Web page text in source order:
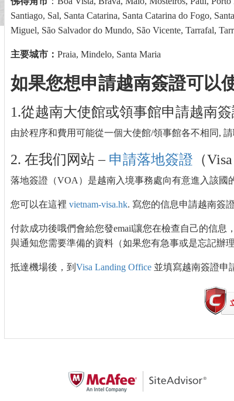
Santiago, Sal, Santa Catarina, Santa Catarina do Fogo,
Miguel, São Salvador do Mundo, São Vicente, Tarrafal,
主要城市： Praia, Mindelo, Santa Maria
如果您想申請越南簽證可以
1.從越南大使館或領事館申請越南
由於程序和費用可能從一個大使館/領事館各不相同,
2. 在我们网站 – 申請落地簽證 （
落地簽證（VOA）是越南入境事務處向有意進入該國
您可以在這裡 vietnam-visa.hk. 寫您的信息申請越南簽
付款成功後哦們會給您發email讓您在檢查自己的信息
與通知您需要準備的資料（如果您有急事或是忘記辦
抵達機場後，到 Visa Landing Office 並填寫越南簽證申